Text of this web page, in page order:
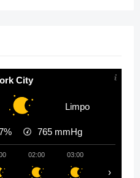
City
Limpo
765 mmHg
02:00 03:00
›